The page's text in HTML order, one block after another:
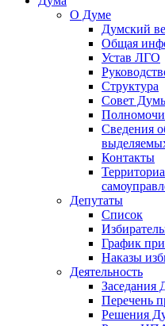
О Думе
Думский
Общая
Устав ЛГО
Структура
Совет
Сведения
Контакты
Депутаты
Список
График
Наказы
Деятельность
Заседания
Перечень
Решения